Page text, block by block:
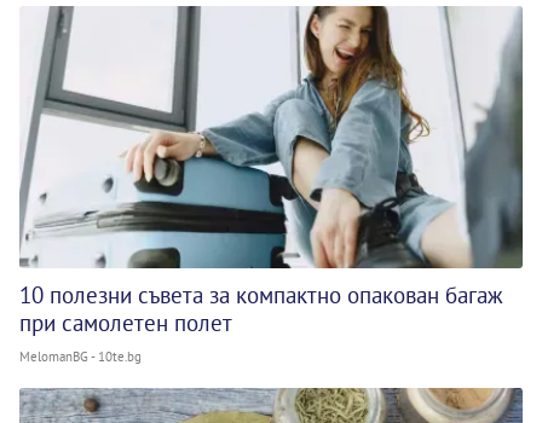
10 полезни съвета за компактно опакован багаж
при самолетен полет
MelomanBG - 10te.bg